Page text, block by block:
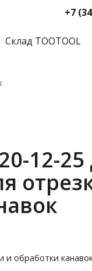
+7
Склад TOOTOOL
12-
и обработки